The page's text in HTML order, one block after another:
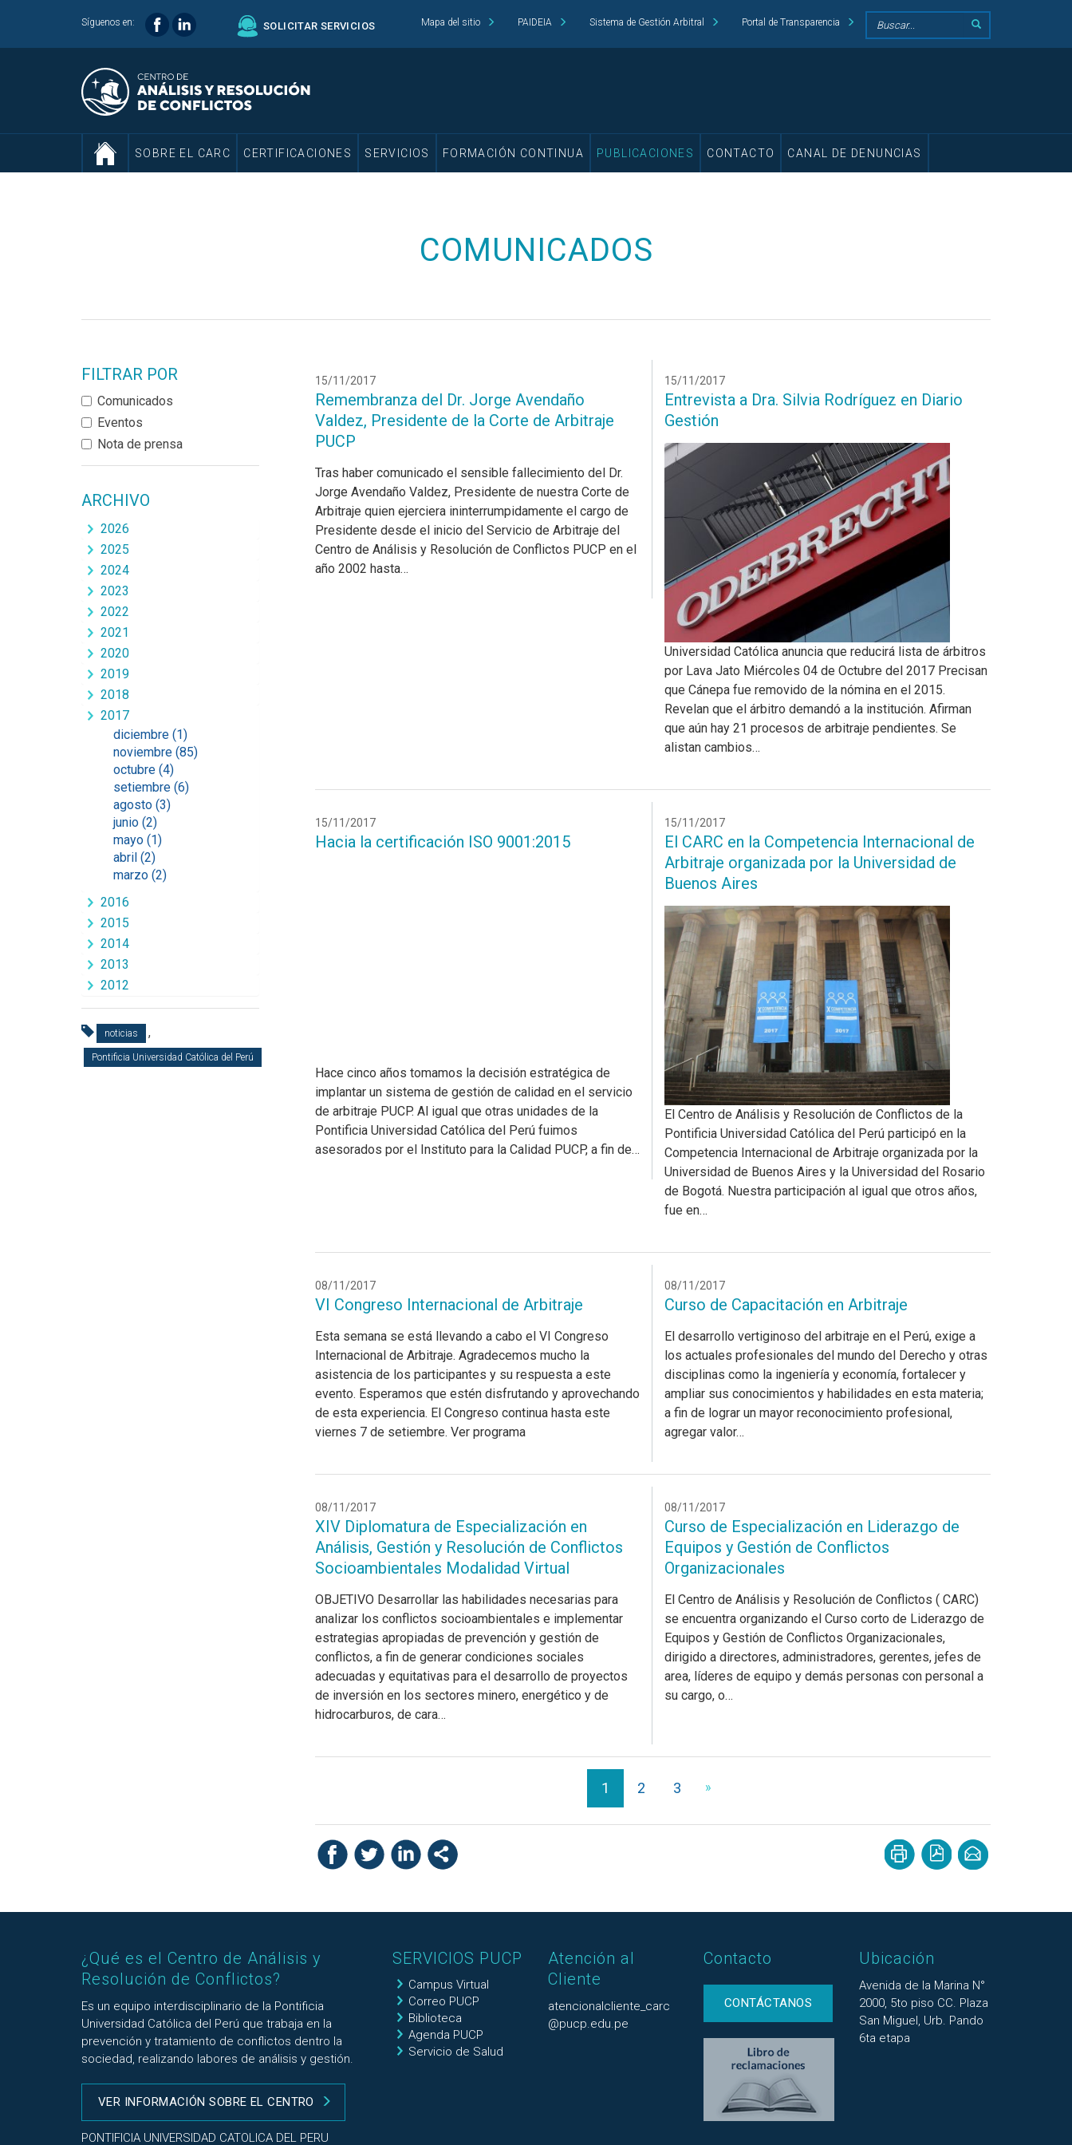
Síguenos en: SOLICITAR SERVICIOS Mapa del sitio PAIDEIA Sistema de Gestión Arbitral Portal de Transparencia
SOBRE EL CARC CERTIFICACIONES SERVICIOS FORMACIÓN CONTINUA PUBLICACIONES CONTACTO CANAL DE DENUNCIAS
COMUNICADOS
FILTRAR POR
Comunicados
Eventos
Nota de prensa
ARCHIVO
2026
2025
2024
2023
2022
2021
2020
2019
2018
2017
diciembre (1)
noviembre (85)
octubre (4)
setiembre (6)
agosto (3)
junio (2)
mayo (1)
abril (2)
marzo (2)
2016
2015
2014
2013
2012
noticias ,
Pontificia Universidad Católica del Perú
15/11/2017
Remembranza del Dr. Jorge Avendaño
Valdez, Presidente de la Corte de Arbitraje
PUCP
Tras haber comunicado el sensible fallecimiento del Dr.
Jorge Avendaño Valdez, Presidente de nuestra Corte de
Arbitraje quien ejerciera ininterrumpidamente el cargo de
Presidente desde el inicio del Servicio de Arbitraje del
Centro de Análisis y Resolución de Conflictos PUCP en el
año 2002 hasta…
15/11/2017
Entrevista a Dra. Silvia Rodríguez en Diario
Gestión
Universidad Católica anuncia que reducirá lista de árbitros
por Lava Jato Miércoles 04 de Octubre del 2017 Precisan
que Cánepa fue removido de la nómina en el 2015.
Revelan que el árbitro demandó a la institución. Afirman
que aún hay 21 procesos de arbitraje pendientes. Se
alistan cambios…
15/11/2017
Hacia la certificación ISO 9001:2015
Hace cinco años tomamos la decisión estratégica de
implantar un sistema de gestión de calidad en el servicio
de arbitraje PUCP. Al igual que otras unidades de la
Pontificia Universidad Católica del Perú fuimos
asesorados por el Instituto para la Calidad PUCP, a fin de…
15/11/2017
El CARC en la Competencia Internacional de
Arbitraje organizada por la Universidad de
Buenos Aires
El Centro de Análisis y Resolución de Conflictos de la
Pontificia Universidad Católica del Perú participó en la
Competencia Internacional de Arbitraje organizada por la
Universidad de Buenos Aires y la Universidad del Rosario
de Bogotá. Nuestra participación al igual que otros años,
fue en…
08/11/2017
VI Congreso Internacional de Arbitraje
Esta semana se está llevando a cabo el VI Congreso
Internacional de Arbitraje. Agradecemos mucho la
asistencia de los participantes y su respuesta a este
evento. Esperamos que estén disfrutando y aprovechando
de esta experiencia. El Congreso continua hasta este
viernes 7 de setiembre. Ver programa
08/11/2017
Curso de Capacitación en Arbitraje
El desarrollo vertiginoso del arbitraje en el Perú, exige a
los actuales profesionales del mundo del Derecho y otras
disciplinas como la ingeniería y economía, fortalecer y
ampliar sus conocimientos y habilidades en esta materia;
a fin de lograr un mayor reconocimiento profesional,
agregar valor…
08/11/2017
XIV Diplomatura de Especialización en
Análisis, Gestión y Resolución de Conflictos
Socioambientales Modalidad Virtual
OBJETIVO Desarrollar las habilidades necesarias para
analizar los conflictos socioambientales e implementar
estrategias apropiadas de prevención y gestión de
conflictos, a fin de generar condiciones sociales
adecuadas y equitativas para el desarrollo de proyectos
de inversión en los sectores minero, energético y de
hidrocarburos, de cara…
08/11/2017
Curso de Especialización en Liderazgo de
Equipos y Gestión de Conflictos
Organizacionales
El Centro de Análisis y Resolución de Conflictos ( CARC)
se encuentra organizando el Curso corto de Liderazgo de
Equipos y Gestión de Conflictos Organizacionales,
dirigido a directores, administradores, gerentes, jefes de
area, líderes de equipo y demás personas con personal a
su cargo, o…
1 2 3 »
¿Qué es el Centro de Análisis y
Resolución de Conflictos?
Es un equipo interdisciplinario de la Pontificia
Universidad Católica del Perú que trabaja en la
prevención y tratamiento de conflictos dentro la
sociedad, realizando labores de análisis y gestión.
VER INFORMACIÓN SOBRE EL CENTRO
PONTIFICIA UNIVERSIDAD CATOLICA DEL PERU
SERVICIOS PUCP
Campus Virtual
Correo PUCP
Biblioteca
Agenda PUCP
Servicio de Salud
Atención al
Cliente
atencionalcliente_carc
@pucp.edu.pe
Contacto
CONTÁCTANOS
Ubicación
Avenida de la Marina N°
2000, 5to piso CC. Plaza
San Miguel, Urb. Pando
6ta etapa